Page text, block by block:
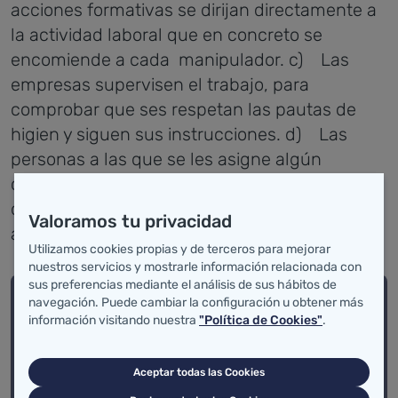
acciones formativas se dirijan directamente a
la actividad laboral que en concreto se
encomiende a cada manipulador. c) Las
empresas supervisen el trabajo, para
comprobar que ses respetan las pautas de
higien y siguen sus instrucciones. d) Las
personas a las que se les asigne algún
cometido en el diseño, desarrollo y verificación
del sistema APPCC, reciban formación
adecuada para ello.
¿CÓMO ORGANIZAR LA
La formación es el conjunto de acciones
Valoramos tu privacidad
Utilizamos cookies propias y de terceros para mejorar
nuestros servicios y mostrarle información relacionada con
sus preferencias mediante el análisis de sus hábitos de
navegación. Puede cambiar la configuración u obtener más
información visitando nuestra "Política de Cookies".
Aceptar todas las Cookies